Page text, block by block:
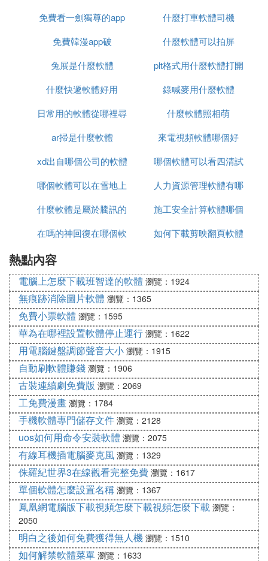
免費看一劍獨尊的app
什麼打車軟體司機
免費韓漫app破
什麼軟體可以拍屏
兔展是什麼軟體
plt格式用什麼軟體打開
什麼快遞軟體好用
錄喊麥用什麼軟體
日常用的軟體從哪裡尋
找
什麼軟體照相萌
ar掃是什麼軟體
來電視頻軟體哪個好
xd出自哪個公司的軟體
哪個軟體可以看四清試
卷
哪個軟體可以在雪地上
寫名字
人力資源管理軟體有哪
些
什麼軟體是屬於騰訊的
施工安全計算軟體哪個
好
在嗎的神回復在哪個軟
如何下載剪映翻頁軟體
熱點內容
電腦上怎麼下載班智達的軟體 瀏覽：1924
無痕跡消除圖片軟體 瀏覽：1365
免費小票軟體 瀏覽：1595
華為在哪裡設置軟體停止運行 瀏覽：1622
用電腦鍵盤調節聲音大小 瀏覽：1915
自動刷軟體賺錢 瀏覽：1906
古裝連續劇免費版 瀏覽：2069
工免費漫畫 瀏覽：1784
手機軟體專門儲存文件 瀏覽：2128
uos如何用命令安裝軟體 瀏覽：2075
有線耳機插電腦麥克風 瀏覽：1329
侏羅紀世界3在線觀看完整免費 瀏覽：1617
單個軟體怎麼設置名稱 瀏覽：1367
鳳凰網電腦版下載視頻怎麼下載視頻怎麼下載 瀏覽：
2050
明白之後如何免費獲得無人機 瀏覽：1510
如何解禁軟體菜單 瀏覽：1633